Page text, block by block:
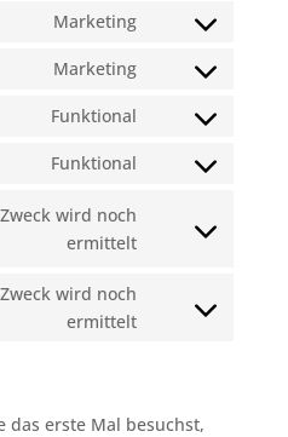
wordfence
Marketing
Consent
google-
Marketing
Consent
google-
Funktional
Consent
Funktional
Consent
service
Zweck wird noch
ermittelt
Consent
Zweck wird noch
ermittelt
Consent
das erste Mal besuchst,